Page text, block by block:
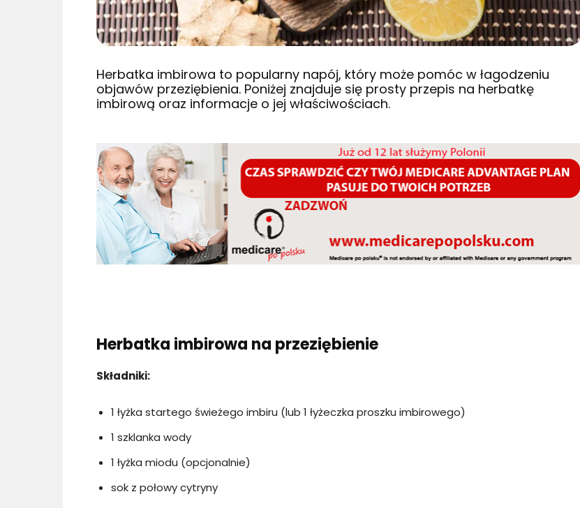
Herbatka imbirowa to popularny napój, który może pomóc w łagodzeniu
objawów przeziębienia. Poniżej znajduje się prosty przepis na herbatkę
imbirową oraz informacje o jej właściwościach.
Herbatka imbirowa na przeziębienie
Składniki:
1 łyżka startego świeżego imbiru (lub 1 łyżeczka proszku imbirowego)
1 szklanka wody
1 łyżka miodu (opcjonalnie)
sok z połowy cytryny